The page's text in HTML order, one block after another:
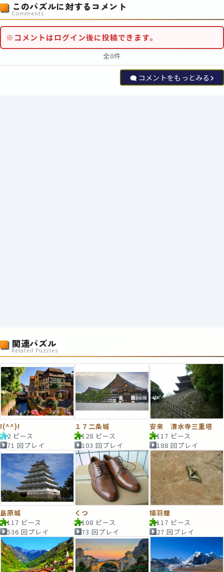
このパズルに対するコメント
Comments
※コメントはログイン後に投稿できます。
全0件
コメントをもっとみる
関連パズル
Related Puzzles
!(^^)!
2 ピース
71 回プレイ
１７二条城
128 ピース
103 回プレイ
安来 清水寺三重塔
117 ピース
188 回プレイ
島原城
117 ピース
536 回プレイ
くつ
108 ピース
73 回プレイ
揚羽蝶
117 ピース
27 回プレイ